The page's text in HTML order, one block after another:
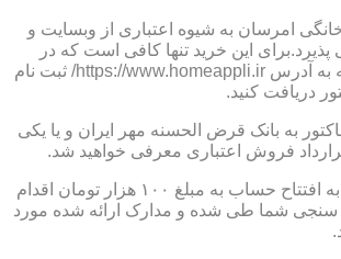
امرسان به شیوه اعتباری از وبسایت و
این خرید تنها کافی است که در
وبسایت این مجموعه به آدرس https://www.homeappli.ir/ ثبت نام
دریافت کنید.
به بانک قرض الحسنه مهر ایران و یا یکی
فروش اعتباری معرفی خواهید شد.
شما باید در این بانک به افتتاح حساب به مبلغ ۱۰۰ هزار تومان اقدام
سنجی شما طی شده و مدارک ارائه شده مورد